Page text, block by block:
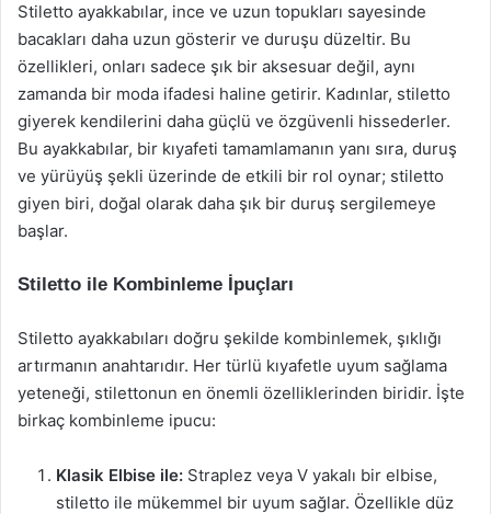
Stiletto ayakkabılar, ince ve uzun topukları sayesinde
bacakları daha uzun gösterir ve duruşu düzeltir. Bu
özellikleri, onları sadece şık bir aksesuar değil, aynı
zamanda bir moda ifadesi haline getirir. Kadınlar, stiletto
giyerek kendilerini daha güçlü ve özgüvenli hissederler.
Bu ayakkabılar, bir kıyafeti tamamlamanın yanı sıra, duruş
ve yürüyüş şekli üzerinde de etkili bir rol oynar; stiletto
giyen biri, doğal olarak daha şık bir duruş sergilemeye
başlar.
Stiletto ile Kombinleme İpuçları
Stiletto ayakkabıları doğru şekilde kombinlemek, şıklığı
artırmanın anahtarıdır. Her türlü kıyafetle uyum sağlama
yeteneği, stilettonun en önemli özelliklerinden biridir. İşte
birkaç kombinleme ipucu:
Klasik Elbise ile: Straplez veya V yakalı bir elbise,
stiletto ile mükemmel bir uyum sağlar. Özellikle düz